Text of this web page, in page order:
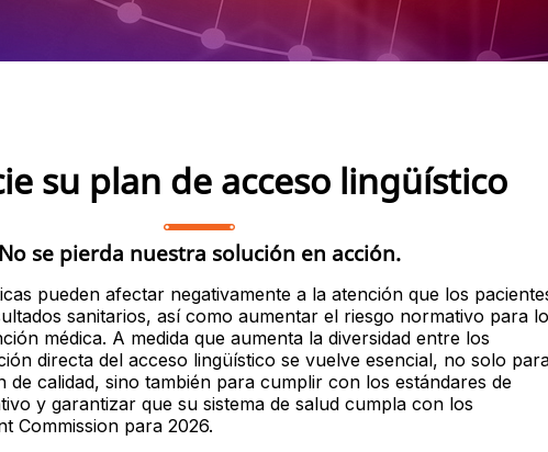
su plan de acceso lingüístico
No se pierda nuestra solución en acción.
pueden afectar negativamente a la atención que los
sanitarios, así como aumentar el riesgo normativo para
médica. A medida que aumenta la diversidad entre los
directa del acceso lingüístico se vuelve esencial, no solo
calidad, sino también para cumplir con los estándares de
y garantizar que su sistema de salud cumpla con los
Commission para 2026.